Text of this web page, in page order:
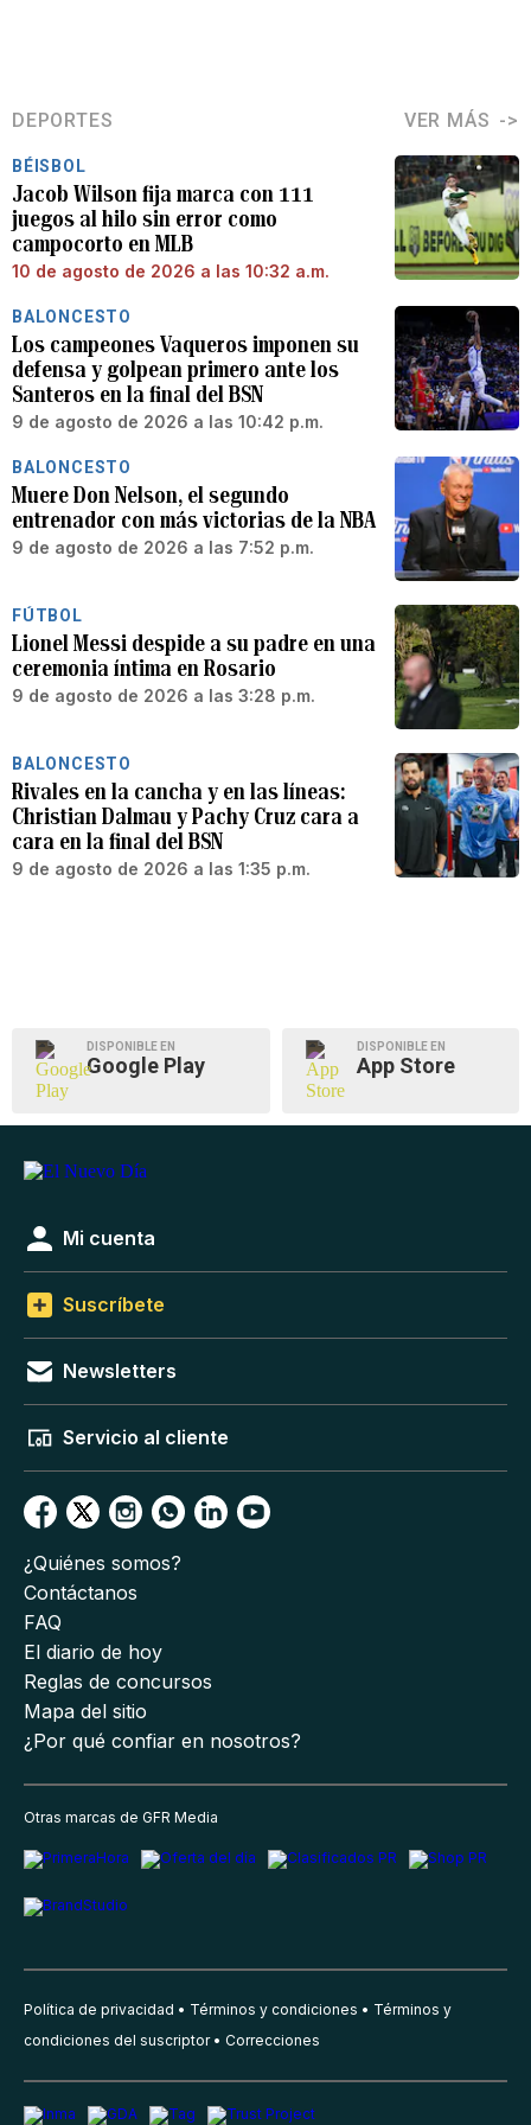
DEPORTES VER MÁS
BÉISBOL
Jacob Wilson fija marca con 111
juegos al hilo sin error como
campocorto en MLB
10 de agosto de 2026 a las 10:32 a.m.
BALONCESTO
Los campeones Vaqueros imponen su
defensa y golpean primero ante los
Santeros en la final del BSN
9 de agosto de 2026 a las 10:42 p.m.
BALONCESTO
Muere Don Nelson, el segundo
entrenador con más victorias de la NBA
9 de agosto de 2026 a las 7:52 p.m.
FÚTBOL
Lionel Messi despide a su padre en una
ceremonia íntima en Rosario
9 de agosto de 2026 a las 3:28 p.m.
BALONCESTO
Rivales en la cancha y en las líneas:
Christian Dalmau y Pachy Cruz cara a
cara en la final del BSN
9 de agosto de 2026 a las 1:35 p.m.
DISPONIBLE EN
Google Play
DISPONIBLE EN
App Store
Mi cuenta
Suscríbete
Newsletters
Servicio al cliente
¿Quiénes somos?
Contáctanos
FAQ
El diario de hoy
Reglas de concursos
Mapa del sitio
¿Por qué confiar en nosotros?
Otras marcas de GFR Media
Política de privacidad Términos y condiciones
Términos y
condiciones del suscriptor
Correcciones